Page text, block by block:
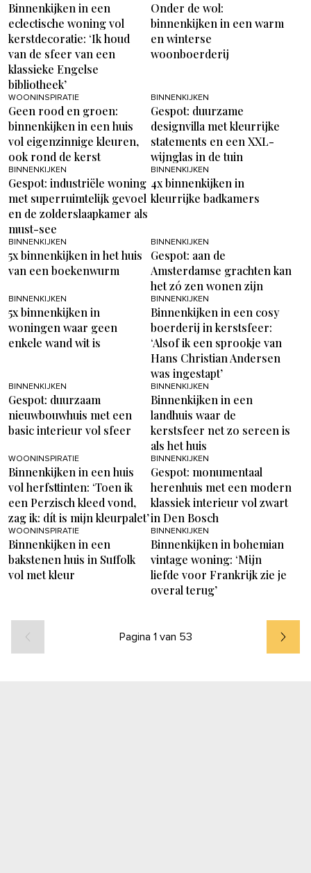
Binnenkijken in een
eclectische woning vol
kerstdecoratie: ‘Ik houd
van de sfeer van een
klassieke Engelse
bibliotheek’
Onder de wol:
binnenkijken in een warm
en winterse
woonboerderij
WOONINSPIRATIE
Geen rood en groen:
binnenkijken in een huis
vol eigenzinnige kleuren,
ook rond de kerst
BINNENKIJKEN
Gespot: duurzame
designvilla met kleurrijke
statements en een XXL-
wijnglas in de tuin
BINNENKIJKEN
Gespot: industriële woning
met superruimtelijk gevoel
en de zolderslaapkamer als
must-see
BINNENKIJKEN
4x binnenkijken in
kleurrijke badkamers
BINNENKIJKEN
5x binnenkijken in het huis
van een boekenwurm
BINNENKIJKEN
Gespot: aan de
Amsterdamse grachten kan
het zó zen wonen zijn
BINNENKIJKEN
5x binnenkijken in
woningen waar geen
enkele wand wit is
BINNENKIJKEN
Binnenkijken in een cosy
boerderij in kerstsfeer:
‘Alsof ik een sprookje van
Hans Christian Andersen
was ingestapt’
BINNENKIJKEN
Gespot: duurzaam
nieuwbouwhuis met een
basic interieur vol sfeer
BINNENKIJKEN
Binnenkijken in een
landhuis waar de
kerstsfeer net zo sereen is
als het huis
WOONINSPIRATIE
Binnenkijken in een huis
vol herfsttinten: ‘Toen ik
een Perzisch kleed vond,
zag ik: dít is mijn kleurpalet’
BINNENKIJKEN
Gespot: monumentaal
herenhuis met een modern
klassiek interieur vol zwart
in Den Bosch
WOONINSPIRATIE
Binnenkijken in een
bakstenen huis in Suffolk
vol met kleur
BINNENKIJKEN
Binnenkijken in bohemian
vintage woning: ‘Mijn
liefde voor Frankrijk zie je
overal terug’
Pagina 1 van 53